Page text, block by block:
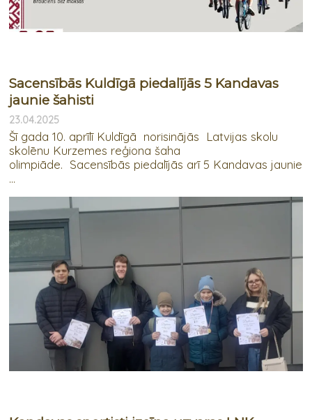
Sacensībās Kuldīgā piedalījās 5 Kandavas
jaunie šahisti
23.04.2025
Šī gada 10. aprīlī Kuldīgā norisinājās Latvijas skolu
skolēnu Kurzemes reģiona šaha
olimpiāde. Sacensībās piedalījās arī 5 Kandavas jaunie
...